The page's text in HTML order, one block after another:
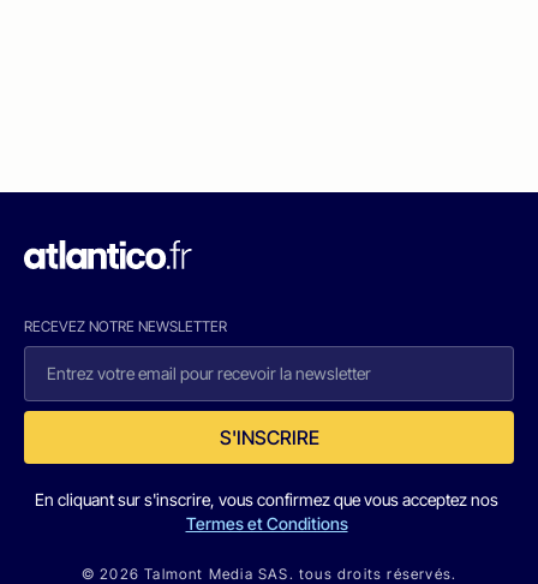
RECEVEZ NOTRE NEWSLETTER
S'INSCRIRE
En cliquant sur s'inscrire, vous confirmez que vous acceptez nos
Termes et Conditions
© 2026 Talmont Media SAS. tous droits réservés.